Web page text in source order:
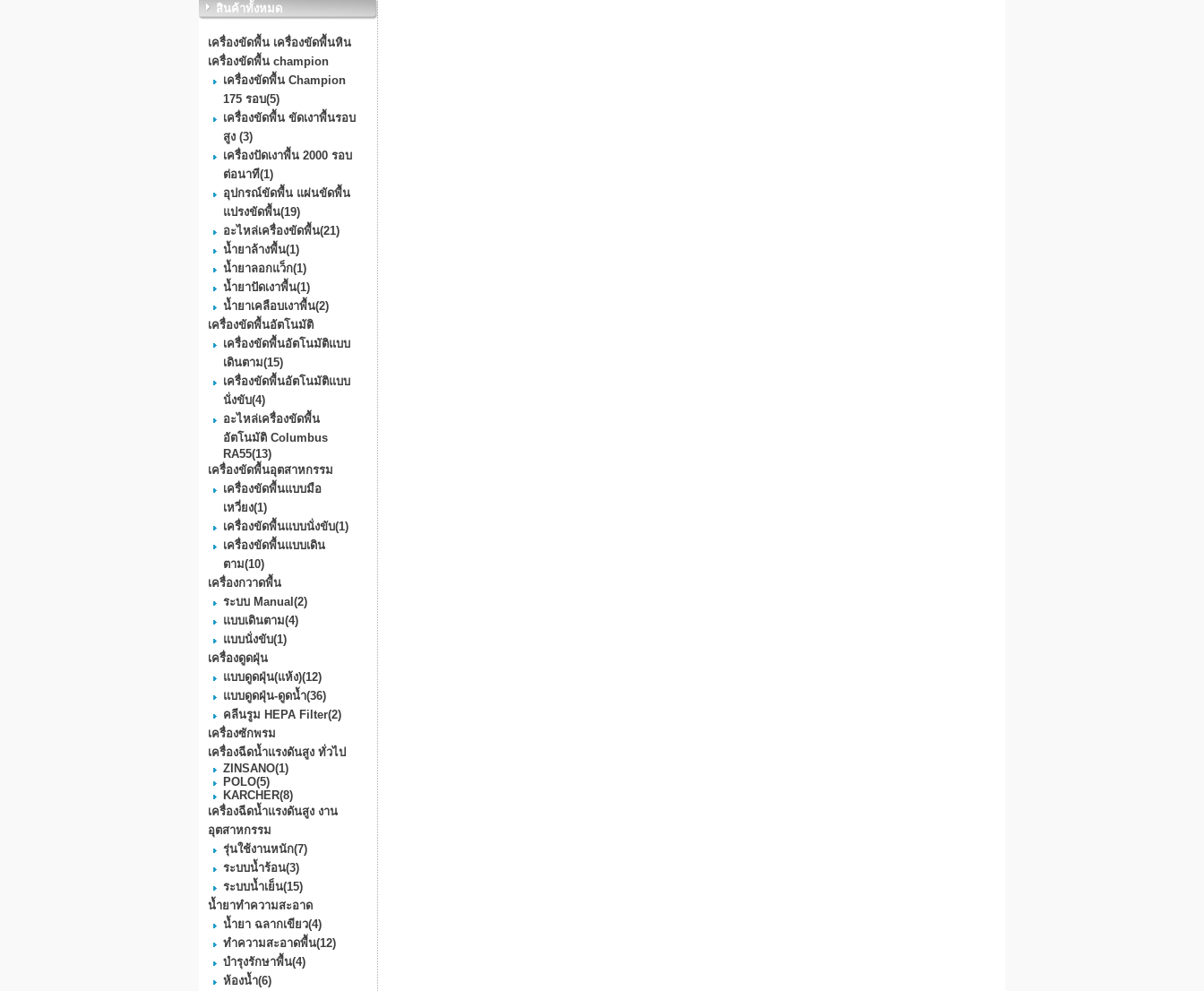
สินค้าทั้งหมด
เครื่องขัดพื้น เครื่องขัดพื้นหิน
เครื่องขัดพื้น champion
เครื่องขัดพื้น Champion
175 รอบ(5)
เครื่องขัดพื้น ขัดเงาพื้นรอบ
สูง (3)
เครื่องปัดเงาพื้น 2000 รอบ
ต่อนาที(1)
อุปกรณ์ขัดพื้น แผ่นขัดพื้น
แปรงขัดพื้น(19)
อะไหล่เครื่องขัดพื้น(21)
น้ำยาล้างพื้น(1)
น้ำยาลอกแว็ก(1)
น้ำยาปัดเงาพื้น(1)
น้ำยาเคลือบเงาพื้น(2)
เครื่องขัดพื้นอัตโนมัติ
เครื่องขัดพื้นอัตโนมัติแบบ
เดินตาม(15)
เครื่องขัดพื้นอัตโนมัติแบบ
นั่งขับ(4)
อะไหล่เครื่องขัดพื้น
อัตโนมัติ Columbus
RA55(13)
เครื่องขัดพื้นอุตสาหกรรม
เครื่องขัดพื้นแบบมือ
เหวี่ยง(1)
เครื่องขัดพื้นแบบนั่งขับ(1)
เครื่องขัดพื้นแบบเดิน
ตาม(10)
เครื่องกวาดพื้น
ระบบ Manual(2)
แบบเดินตาม(4)
แบบนั่งขับ(1)
เครื่องดูดฝุ่น
แบบดูดฝุ่น(แห้ง)(12)
แบบดูดฝุ่น-ดูดน้ำ(36)
คลีนรูม HEPA Filter(2)
เครื่องซักพรม
เครื่องฉีดน้ำแรงดันสูง ทั่วไป
ZINSANO(1)
POLO(5)
KARCHER(8)
เครื่องฉีดน้ำแรงดันสูง งาน
อุตสาหกรรม
รุ่นใช้งานหนัก(7)
ระบบน้ำร้อน(3)
ระบบน้ำเย็น(15)
น้ำยาทำความสะอาด
น้ำยา ฉลากเขียว(4)
ทำความสะอาดพื้น(12)
บำรุงรักษาพื้น(4)
ห้องน้ำ(6)